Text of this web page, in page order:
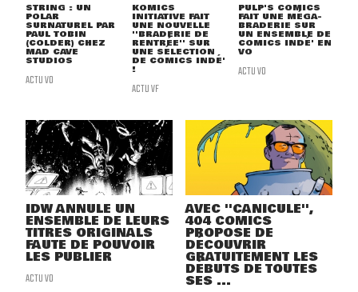
STRING : UN
POLAR
SURNATUREL PAR
PAUL TOBIN
(COLDER) CHEZ
MAD CAVE
STUDIOS
ACTU VO
KOMICS
INITIATIVE FAIT
UNE NOUVELLE
''BRADERIE DE
RENTRÉE'' SUR
UNE SÉLECTION
DE COMICS INDÉ'
!
ACTU VF
PULP'S COMICS
FAIT UNE MÉGA-
BRADERIE SUR
UN ENSEMBLE DE
COMICS INDÉ' EN
VO
ACTU VO
IDW ANNULE UN
ENSEMBLE DE LEURS
TITRES ORIGINALS
FAUTE DE POUVOIR
LES PUBLIER
ACTU VO
AVEC ''CANICULE'',
404 COMICS
PROPOSE DE
DÉCOUVRIR
GRATUITEMENT LES
DÉBUTS DE TOUTES
SES ...